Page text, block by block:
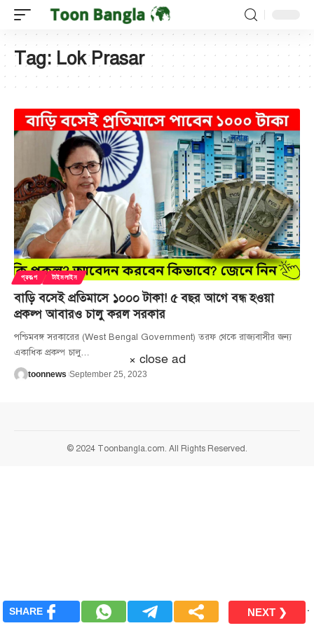
Tag: Lok Prasar
প্রকল্প টাইমলাইন
বাড়ি বসেই প্রতিমাসে ১০০০ টাকা! ৫ বছর আগে বন্ধ হওয়া
প্রকল্প আবারও চালু করল সরকার
পশ্চিমবঙ্গ সরকারের (West Bengal Government) তরফ থেকে রাজ্যবাসীর জন্য
একাধিক প্রকল্প চালু…
toonnews September 25, 2023
© 2024 Toonbangla.com. All Rights Reserved.
× close ad
SHARE NEXT ❯ .